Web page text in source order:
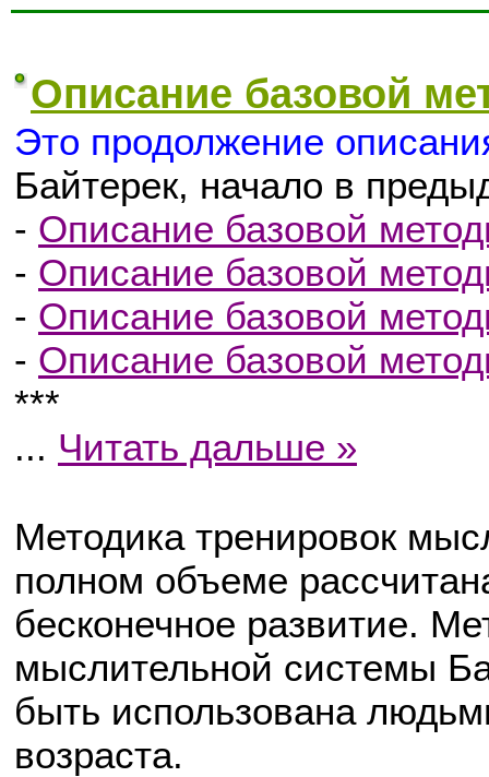
Описание базовой
Это продолжение
Байтерек, начало в
- Описание базовой
- Описание базовой
- Описание базовой
- Описание базовой
***
... Читать дальше »
Методика тренировок
полном объеме
бесконечное развитие.
мыслительной системы
быть использована
возраста.